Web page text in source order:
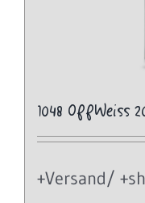
1048 OffWeiss
+Versand/